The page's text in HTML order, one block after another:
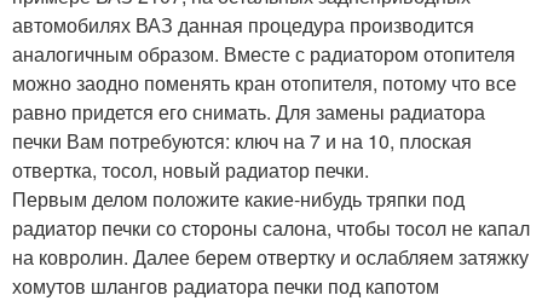
автомобилях ВАЗ данная процедура производится
аналогичным образом. Вместе с радиатором отопителя
можно заодно поменять кран отопителя, потому что все
равно придется его снимать. Для замены радиатора
печки Вам потребуются: ключ на 7 и на 10, плоская
отвертка, тосол, новый радиатор печки.
Первым делом положите какие-нибудь тряпки под
радиатор печки со стороны салона, чтобы тосол не капал
на ковролин. Далее берем отвертку и ослабляем затяжку
хомутов шлангов радиатора печки под капотом